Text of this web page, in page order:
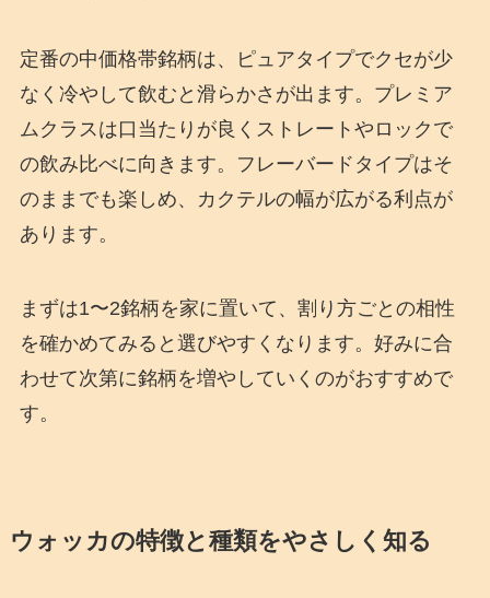
定番の中価格帯銘柄は、ピュアタイプでクセが少
なく冷やして飲むと滑らかさが出ます。プレミア
ムクラスは口当たりが良くストレートやロックで
の飲み比べに向きます。フレーバードタイプはそ
のままでも楽しめ、カクテルの幅が広がる利点が
あります。
まずは1〜2銘柄を家に置いて、割り方ごとの相性
を確かめてみると選びやすくなります。好みに合
わせて次第に銘柄を増やしていくのがおすすめで
す。
ウォッカの特徴と種類をやさしく知る